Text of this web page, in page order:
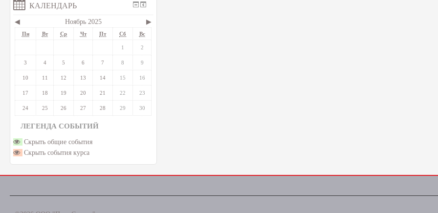
КАЛЕНДАРЬ
◀ Ноябрь 2025 ▶
Пн Вт Ср Чт Пт Сб Вс
1 2
3 4 5 6 7 8 9
10 11 12 13 14 15 16
17 18 19 20 21 22 23
24 25 26 27 28 29 30
ЛЕГЕНДА СОБЫТИЙ
Скрыть общие события
Скрыть события курса